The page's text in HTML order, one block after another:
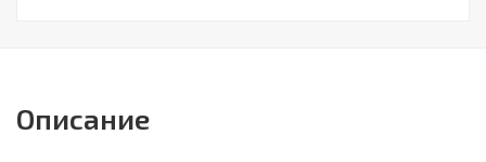
Описание